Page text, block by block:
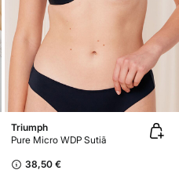
Triumph
Pure Micro WDP Sutiã
38,50 €